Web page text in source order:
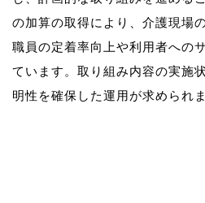
の加算の取得により、介護現場
職員の定着率向上や利用者への
ています。取り組み内容の実施